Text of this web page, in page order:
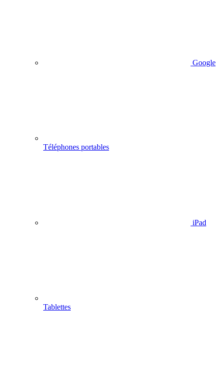
Google
Téléphones portables
iPad
Tablettes